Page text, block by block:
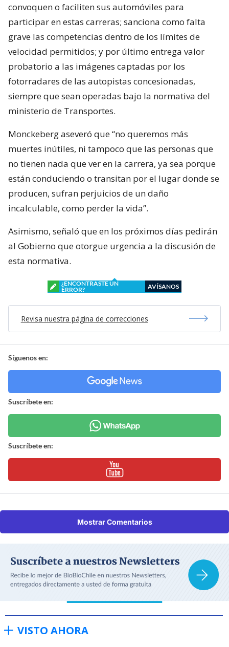
convoquen o faciliten sus automóviles para
participar en estas carreras; sanciona como falta
grave las competencias dentro de los límites de
velocidad permitidos; y por último entrega valor
probatorio a las imágenes captadas por los
fotorradares de las autopistas concesionadas,
siempre que sean operadas bajo la normativa del
ministerio de Transportes.
Monckeberg aseveró que “no queremos más
muertes inútiles, ni tampoco que las personas que
no tienen nada que ver en la carrera, ya sea porque
están conduciendo o transitan por el lugar donde se
producen, sufran perjuicios de un daño
incalculable, como perder la vida”.
Asimismo, señaló que en los próximos días pedirán
al Gobierno que otorgue urgencia a la discusión de
esta normativa.
¿ENCONTRASTE UN
ERROR?
AVÍSANOS
Revisa nuestra página de correcciones
Síguenos en:
Suscríbete en:
Suscríbete en:
Mostrar Comentarios
VISTO AHORA